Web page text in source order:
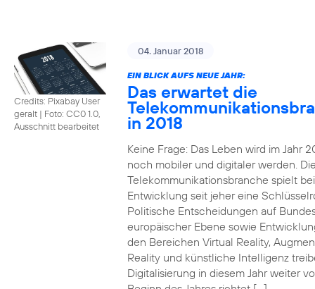
Credits: Pixabay User
geralt | Foto: CC0 1.0,
Ausschnitt bearbeitet
04. Januar 2018
EIN BLICK AUFS NEUE JAHR:
Das erwartet die
in 2018
Keine Frage: Das Leben wird im Jahr
noch mobiler und digitaler werden.
Telekommunikationsbranche spielt
Entwicklung seit jeher eine
Politische Entscheidungen auf
europäischer Ebene sowie
den Bereichen Virtual Reality,
Reality und künstliche Intelligenz
Digitalisierung in diesem Jahr weiter